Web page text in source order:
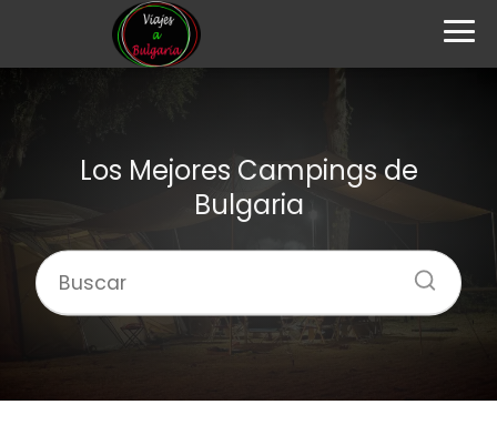
Los Mejores Campings de
Bulgaria